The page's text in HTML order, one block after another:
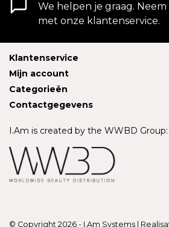
We helpen je graag.
met onze klantenservice.
Klantenservice
Mijn account
Categorieën
Contactgegevens
I.Am is created by the WWBD Group:
© Copyright 2026 - I.Am Systems |